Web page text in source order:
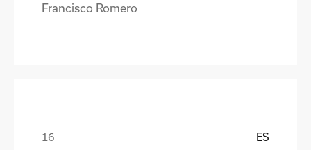
Francisco Romero
ES